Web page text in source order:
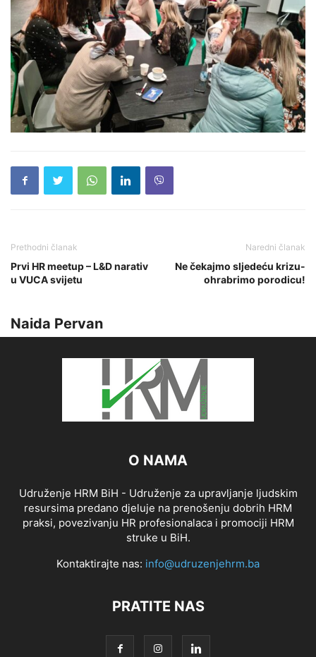
Prethodni članak
Prvi HR meetup – L&D narativ
u VUCA svijetu
Naredni članak
Ne čekajmo sljedeću krizu-
ohrabrimo porodicu!
Naida Pervan
O NAMA
Udruženje HRM BiH - Udruženje za upravljanje ljudskim
resursima predano djeluje na prenošenju dobrih HRM
praksi, povezivanju HR profesionalaca i promociji HRM
struke u BiH.
Kontaktirajte nas: info@udruzenjehrm.ba
PRATITE NAS